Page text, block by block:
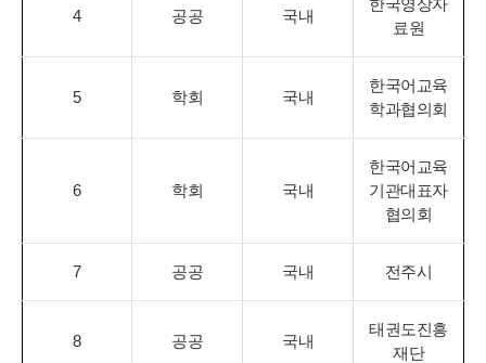
4 공공 국내
한국영상자
료원
5 학회 국내
한국어교육
학과협의회
6 학회 국내
한국어교육
기관대표자
협의회
7 공공 국내 전주시
8 공공 국내
태권도진흥
재단